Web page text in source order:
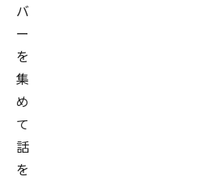
バ
ー
を
集
め
て
話
を